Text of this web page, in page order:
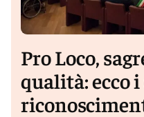
Pro Loco,
qualità: ecco